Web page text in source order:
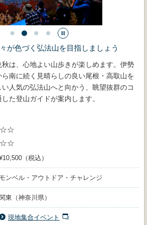
が色づく弘法山を目指しましょう
は、心地よい山歩きが楽しめます。伊勢
南に続く見晴らしの良い尾根・高取山を
人気の弘法山へと向かう、眺望抜群のコ
た登山ガイドが案内します。
（税込）
モンベル・アウトドア・チャレンジ
関東（神奈川県）
現地集合イベント